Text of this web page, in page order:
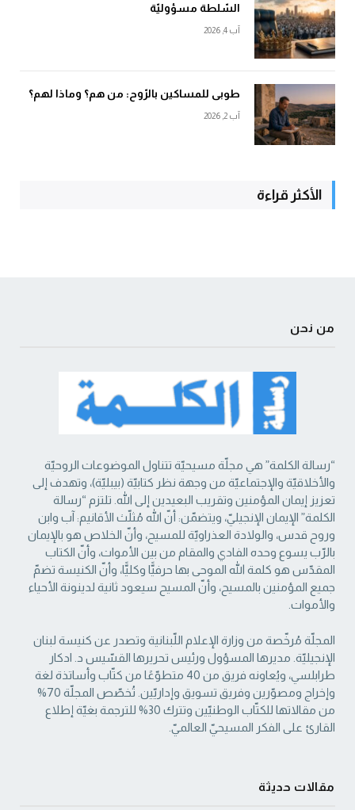
السّلطة مسؤوليّة
آب 4, 2026
طوبى للمساكين بالرّوح: من هم؟ وماذا لهم؟
آب 2, 2026
الأكثر قراءة
من نحن
“رسالة الكلمة” هي مجلّة مسيحيّة تتناول الموضوعات الروحيّة
والأخلاقيّة والإجتماعيّة من ‏وجهة نظر كتابيّة (بيبليّة)، وتهدف إلى
تعزيز إيمان المؤمنين وتقريب البعيدين إلى الله. تلتزم “رسالة
‏الكلمة” الإيمان الإنجيليّ، ويتضمّن: أنّ الله مُثلّث الأقانيم: آب وابن
وروح قدس، والولادة العذراويّة ‏للمسيح، وأنّ الخلاص هو بالإيمان
بالرّب يسوع وحده الفادي والمقام من بين الأموات، وأنّ الكتاب
‏المقدّس هو كلمة الله الموحى بها حرفيًّا وكليًّا، وأنّ الكنيسة تضمّ
جميع المؤمنين بالمسيح، وأنّ المسيح ‏سيعود ثانية لدينونة الأحياء
والأموات. ‏
المجلّة مُرخّصة من وزارة الإعلام اللّبنانية وتصدر عن كنيسة لبنان
الإنجيليّة. مديرها المسؤول ‏ورئيس تحريرها القسّيس د. ادكار
طرابلسي، ويُعاونه فريق من 40 متطوّعًا من كتّاب وأساتذة لغة
‏وإخراج ومصوّرين وفريق تسويق وإداريّين. تُخصّص المجلّة 70%
من مقالاتها للكتّاب الوطنيّين ‏وتترك 30% للترجمة بغيّة إطلاع
القارئ على الفكر المسيحيّ العالميّ.‏
مقالات حديثة